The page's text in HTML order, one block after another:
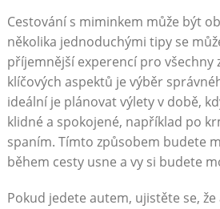
Cestování s miminkem může být
několika jednoduchými tipy se
příjemnější experencí pro všechny
klíčových aspektů je výběr
ideální je plánovat výlety v době,
klidné a spokojené, například po
spaním. Tímto způsobem budete
během cesty usne a vy si budete
Pokud jedete autem, ujistěte se,